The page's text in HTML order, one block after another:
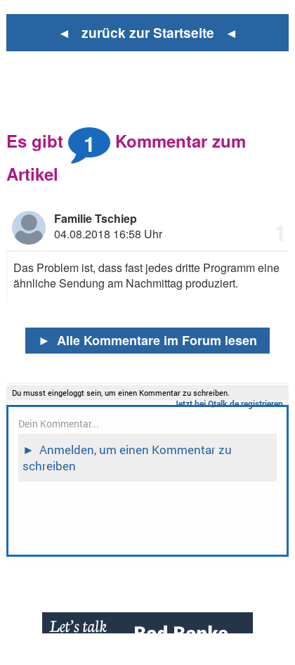
◄ zurück zur Startseite ◄
Es gibt 1
Kommentar zum
Artikel
Familie Tschiep
04.08.2018 16:58 Uhr
Das Problem ist, dass fast jedes dritte Programm eine
ähnliche Sendung am Nachmittag produziert.
► Alle Kommentare im Forum lesen